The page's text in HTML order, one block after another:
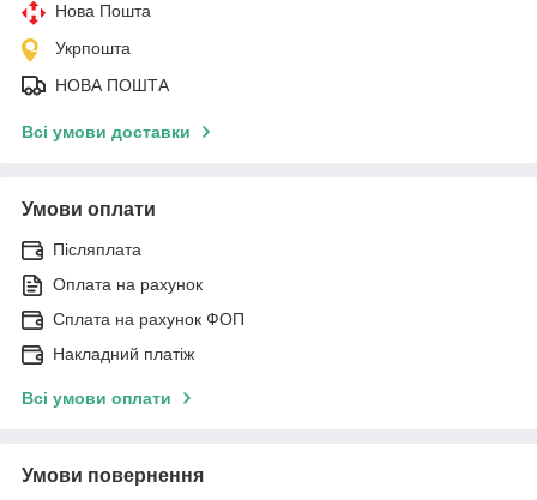
Нова Пошта
Укрпошта
НОВА ПОШТА
Всі умови доставки
Умови оплати
Післяплата
Оплата на рахунок
Сплата на рахунок ФОП
Накладний платіж
Всі умови оплати
Умови повернення